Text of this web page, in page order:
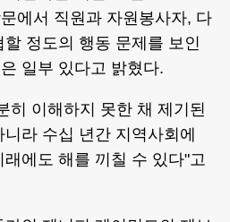
에서 직원과 자원봉사자, 다
정도의 행동 문제를 보인
일부 있다고 밝혔다.
히 이해하지 못한 채 제기된
라 수십 년간 지역사회에
에도 해를 끼칠 수 있다"고